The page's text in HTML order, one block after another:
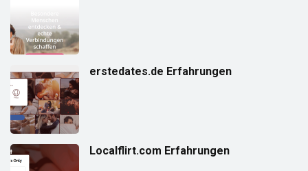
erstedates.de Erfahrungen
Localflirt.com Erfahrungen